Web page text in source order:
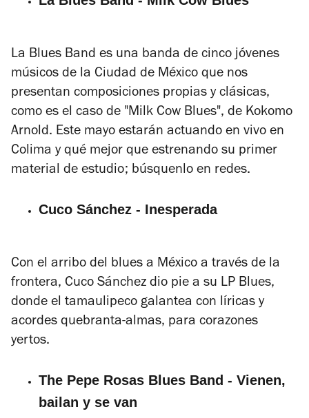
La Blues Band es una banda de cinco jóvenes
músicos de la Ciudad de México que nos
presentan composiciones propias y clásicas,
como es el caso de "Milk Cow Blues", de Kokomo
Arnold. Este mayo estarán actuando en vivo en
Colima y qué mejor que estrenando su primer
material de estudio; búsquenlo en redes.
Cuco Sánchez - Inesperada
Con el arribo del blues a México a través de la
frontera, Cuco Sánchez dio pie a su LP Blues,
donde el tamaulipeco galantea con líricas y
acordes quebranta-almas, para corazones
yertos.
The Pepe Rosas Blues Band - Vienen,
bailan y se van